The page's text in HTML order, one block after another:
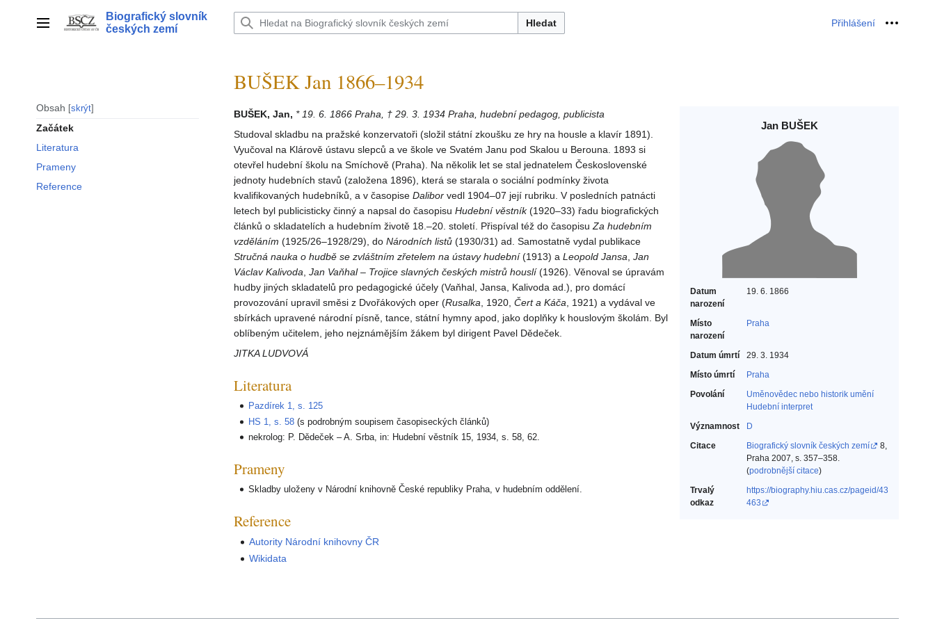
Hlavní menu
Biografický slovník
českých zemí
Hledat Přihlášení Osobní
Obsah skrýt
Začátek
Literatura
Prameny
Reference
BUŠEK Jan 1866–1934
Jan BUŠEK
Datum
narození
19. 6. 1866
Místo
narození
Praha
Datum úmrtí
29. 3. 1934
Místo úmrtí
Praha
Povolání
Uměnovědec nebo historik umění‎
Hudební interpret‎
Významnost
D
Citace
Biografický slovník českých zemí
8,
Praha 2007, s. 357–358.
(podrobnější citace)
Trvalý
odkaz
https://biography.hiu.cas.cz/pageid/43
463
BUŠEK, Jan, * 19. 6. 1866 Praha, † 29. 3. 1934 Praha, hudební pedagog, publicista
Studoval skladbu na pražské konzervatoři (složil státní zkoušku ze hry na housle a klavír 1891).
Vyučoval na Klárově ústavu slepců a ve škole ve Svatém Janu pod Skalou u Berouna. 1893 si
otevřel hudební školu na Smíchově (Praha). Na několik let se stal jednatelem Československé
jednoty hudebních stavů (založena 1896), která se starala o sociální podmínky života
kvalifikovaných hudebníků, a v časopise Dalibor vedl 1904–07 její rubriku. V posledních patnácti
letech byl publicisticky činný a napsal do časopisu Hudební věstník(1920–33) řadu biografických
článků o skladatelích a hudebním životě 18.–20. století. Přispíval též do časopisu Za hudebním
vzděláním (1925/26–1928/29), do Národních listů (1930/31) ad. Samostatně vydal publikace
Stručná nauka o hudbě se zvláštním zřetelem na ústavy hudební(1913) a Leopold Jansa Jan
Václav Kalivoda Jan Vaňhal – Trojice slavných českých mistrů houslí(1926). Věnoval se úpravám
hudby jiných skladatelů pro pedagogické účely (Vaňhal, Jansa, Kalivoda ad.), pro domácí
provozování upravil směsi z Dvořákových oper (Rusalka , 1920, Čert a Káča , 1921) a vydával ve
sbírkách upravené národní písně, tance, státní hymny apod, jako doplňky k houslovým školám. Byl
oblíbeným učitelem, jeho nejznámějším žákem byl dirigent Pavel Dědeček.
JITKA LUDVOVÁ
Literatura
Pazdírek 1, s. 125
HS 1, s. 58 (s podrobným soupisem časopiseckých článků)
nekrolog: P. Dědeček – A. Srba, in: Hudební věstník 15, 1934, s. 58, 62.
Prameny
Skladby uloženy v Národní knihovně České republiky Praha, v hudebním oddělení.
Reference
Autority Národní knihovny ČR
Wikidata